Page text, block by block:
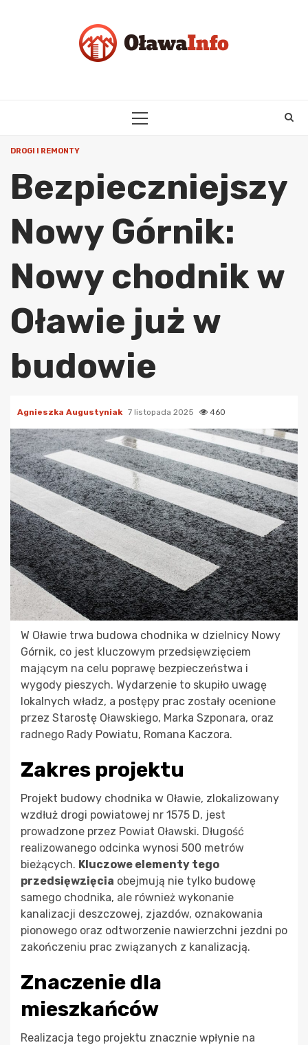
PRIMARY
DROGI I REMONTY
Bezpieczniejszy
Nowy Górnik:
Nowy chodnik w
Oławie już w
budowie
Agnieszka Augustyniak 7 listopada 2025 460
W Oławie trwa budowa chodnika w dzielnicy Nowy
Górnik, co jest kluczowym przedsięwzięciem
mającym na celu poprawę bezpieczeństwa i
wygody pieszych. Wydarzenie to skupiło uwagę
lokalnych władz, a postępy prac zostały ocenione
przez Starostę Oławskiego, Marka Szponara, oraz
radnego Rady Powiatu, Romana Kaczora.
Zakres projektu
Projekt budowy chodnika w Oławie, zlokalizowany
wzdłuż drogi powiatowej nr 1575 D, jest
prowadzone przez Powiat Oławski. Długość
realizowanego odcinka wynosi 500 metrów
bieżących. Kluczowe elementy tego
przedsięwzięcia obejmują nie tylko budowę
samego chodnika, ale również wykonanie
kanalizacji deszczowej, zjazdów, oznakowania
pionowego oraz odtworzenie nawierzchni jezdni po
zakończeniu prac związanych z kanalizacją.
Znaczenie dla
mieszkańców
Realizacja tego projektu znacznie wpłynie na